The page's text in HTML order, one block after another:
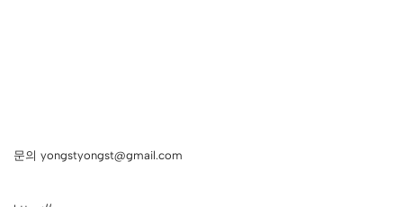
문의 yongstyongst@gmail.com